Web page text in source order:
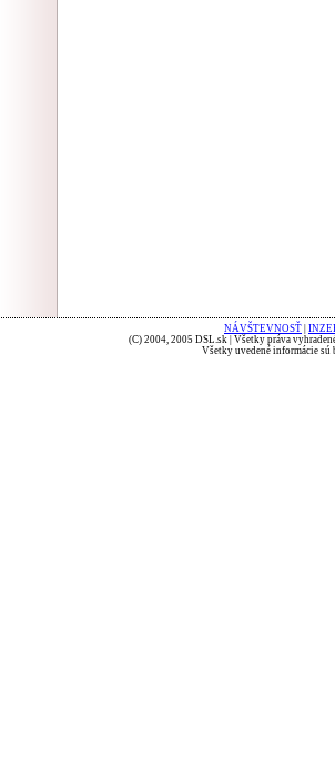
NÁVŠTEVNOSŤ
(C) 2004, 2005 DSL.sk | Všetky práva
Všetky uvedené informácie sú